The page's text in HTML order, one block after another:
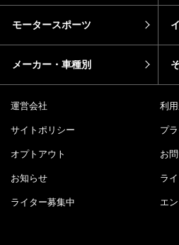
モータースポーツ
メーカー・車種別
運営会社 利
サイトポリシー プ
オプトアウト お
お知らせ ラ
ライター募集中 エ